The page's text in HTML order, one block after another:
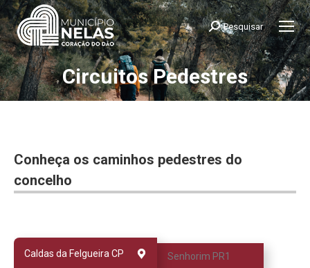
Search:
Pesquisar
Circuitos Pedestres
You are here:
Conheça os caminhos pedestres do
concelho
Caldas da Felgueira CP Senhorim PR1